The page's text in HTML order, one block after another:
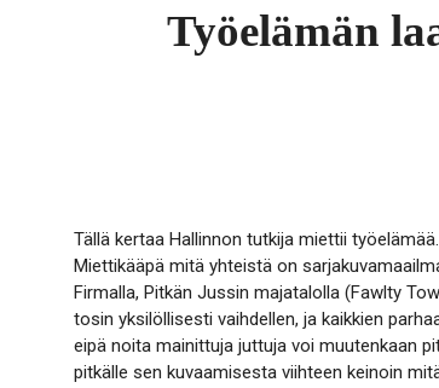
Työelämän
Tällä kertaa Hallinnon tutkija miettii työelämää.
Miettikääpä mitä yhteistä on
Firmalla, Pitkän Jussin majatalolla (Fawlty
tosin yksilöllisesti vaihdellen, ja kaikkien
eipä noita mainittuja juttuja voi muutenkaan
pitkälle sen kuvaamisesta viihteen keinoin